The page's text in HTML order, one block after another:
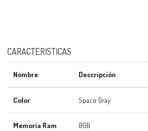
CARACTERISTICAS
Nombre Descripción
Color Space Gray
Memoria Ram 8GB